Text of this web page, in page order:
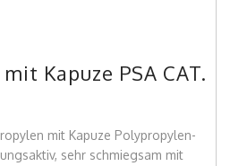
Kapuze PSA CAT.
mit Kapuze Polypropylen-
sehr schmiegsam mit